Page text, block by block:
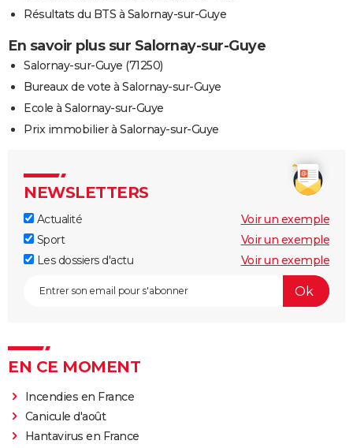
Résultats du BTS à Salornay-sur-Guye
En savoir plus sur Salornay-sur-Guye
Salornay-sur-Guye (71250)
Bureaux de vote à Salornay-sur-Guye
Ecole à Salornay-sur-Guye
Prix immobilier à Salornay-sur-Guye
NEWSLETTERS
Actualité
Voir un exemple
Sport
Voir un exemple
Les dossiers d'actu
Voir un exemple
EN CE MOMENT
Incendies en France
Canicule d'août
Hantavirus en France